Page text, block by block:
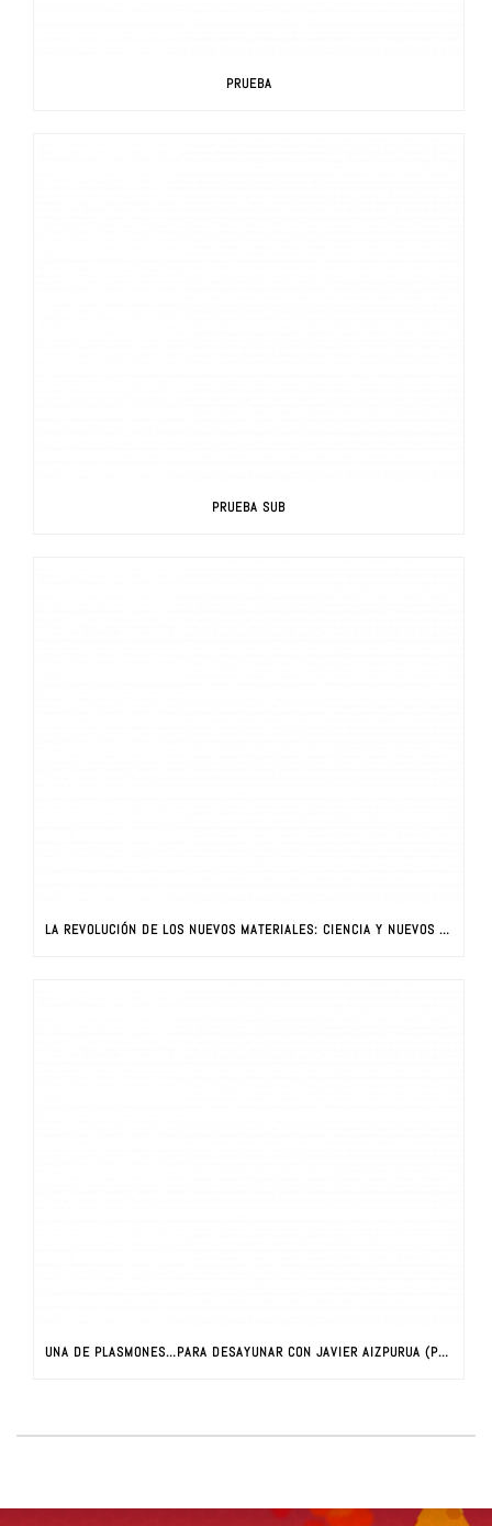
PRUEBA
PRUEBA SUB
LA REVOLUCIÓN DE LOS NUEVOS MATERIALES: CIENCIA Y NUEVOS MATERIALES
UNA DE PLASMONES…PARA DESAYUNAR CON JAVIER AIZPURUA (PARTE I)